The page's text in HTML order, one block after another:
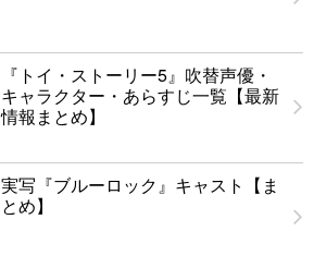
『トイ・ストーリー5』吹替声優・
キャラクター・あらすじ一覧【最新
情報まとめ】
実写『ブルーロック』キャスト【ま
とめ】